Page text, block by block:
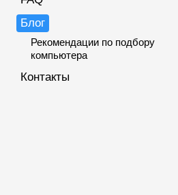
Блог
Рекомендации по подбору
компьютера
Контакты